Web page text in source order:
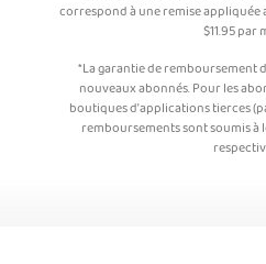
correspond à une remise
$11.95par
*La garantie de remboursement
nouveaux abonnés. Pour les
boutiques d’applications tierces
remboursements sont soumis